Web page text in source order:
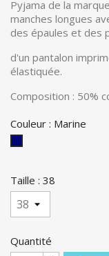
Pyjama de la
manches longues
des épaules et des
d'un pantalon
élastiquée.
Composition : 50%
Couleur : Marine
Taille : 38
Quantité